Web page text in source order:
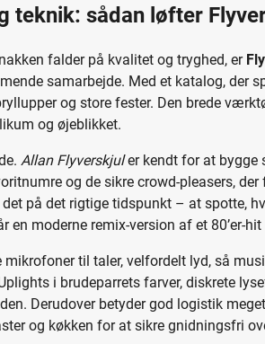
teknik: sådan løfter
falder på kvalitet og tryghed, er
samarbejde. Med et katalog, der
og store fester. Den brede
og øjeblikket.
Allan Flyverskjuler kendt for at bygge
og de sikre crowd-pleasers,
på det rigtige tidspunkt – at spotte,
en moderne remix-version af et 80’er-
til taler, velfordelt lyd, så
i brudeparrets farver, diskrete
Derudover betyder god logistik
og køkken for at sikre gnidningsfri